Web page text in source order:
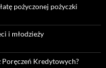
pożyczonej pożyczki
i młodzieży
Poręczeń Kredytowych?